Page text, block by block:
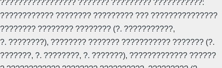
????????????????? ??????? ????????? ???????????:
???????????? ???????? ????????? ??? ???????????????
???????? ???????? ???????? (?. ???????????,
?. ????????), ???????? ??????? ??????????? ??????? (?.
???????, ?. ????????, ?. ???????), ????????????? ??????